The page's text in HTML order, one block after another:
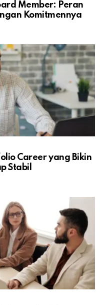
Member: Peran
Komitmennya
Career yang Bikin
Stabil